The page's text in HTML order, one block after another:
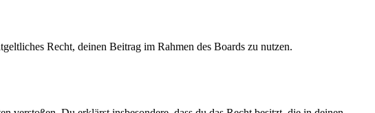
Recht, deinen Beitrag im Rahmen des Boards zu nutzen.